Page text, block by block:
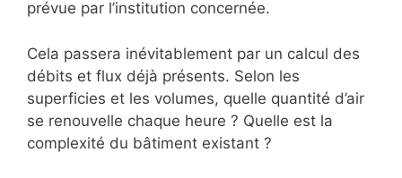
prévue par l’institution concernée.
Cela passera inévitablement par un calcul des
débits et flux déjà présents. Selon les
superficies et les volumes, quelle quantité d’air
se renouvelle chaque heure ? Quelle est la
complexité du bâtiment existant ?